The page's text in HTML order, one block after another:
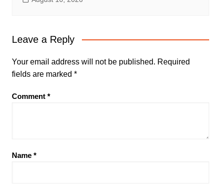
Leave a Reply
Your email address will not be published. Required
fields are marked *
Comment *
Name *